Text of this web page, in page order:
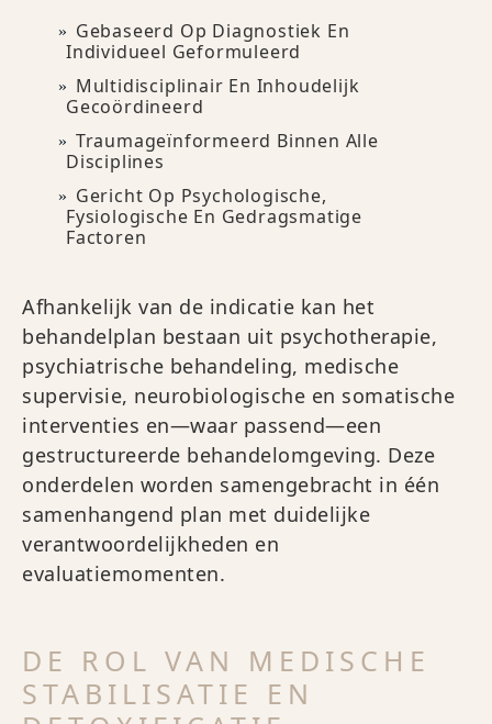
Gebaseerd Op Diagnostiek En
Individueel Geformuleerd
Multidisciplinair En Inhoudelijk
Gecoördineerd
Traumageïnformeerd Binnen Alle
Disciplines
Gericht Op Psychologische,
Fysiologische En Gedragsmatige
Factoren
Afhankelijk van de indicatie kan het
behandelplan bestaan uit psychotherapie,
psychiatrische behandeling, medische
supervisie, neurobiologische en somatische
interventies en—waar passend—een
gestructureerde behandelomgeving. Deze
onderdelen worden samengebracht in één
samenhangend plan met duidelijke
verantwoordelijkheden en
evaluatiemomenten.
DE ROL VAN MEDISCHE
STABILISATIE EN